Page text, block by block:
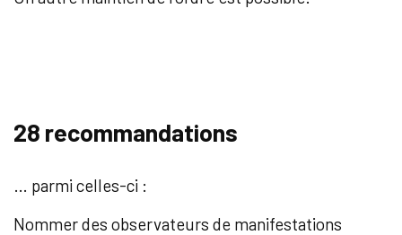
28 recommandations
… parmi celles-ci :
Nommer des observateurs de manifestations